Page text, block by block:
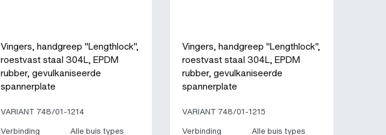
Vingers, handgreep "Lengthlock",
roestvast staal 304L, EPDM
rubber, gevulkaniseerde
spannerplate
VARIANT 748/01-1214
Verbinding
Alle buis types
Vingers, handgreep "Lengthlock",
roestvast staal 304L, EPDM
rubber, gevulkaniseerde
spannerplate
VARIANT 748/01-1215
Verbinding
Alle buis types